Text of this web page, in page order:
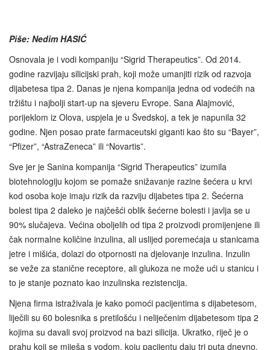
Piše: Nedim HASIĆ
Osnovala je i vodi kompaniju “Sigrid Therapeutics”. Od 2014.
godine razvijaju silicijski prah, koji može umanjiti rizik od razvoja
dijabetesa tipa 2. Danas je njena kompanija jedna od vodećih na
tržištu i najbolji start-up na sjeveru Evrope. Sana Alajmović,
porijeklom iz Olova, uspjela je u Švedskoj, a tek je napunila 32
godine. Njen posao prate farmaceutski giganti kao što su “Bayer”,
“Pfizer”, “AstraZeneca” ili “Novartis”.
Sve jer je Sanina kompanija “Sigrid Therapeutics” izumila
biotehnologiju kojom se pomaže snižavanje razine šećera u krvi
kod osoba koje imaju rizik da razviju dijabetes tipa 2. Šećerna
bolest tipa 2 daleko je najčešći oblik šećerne bolesti i javlja se u
90% slučajeva. Većina oboljelih od tipa 2 proizvodi promijenjene ili
čak normalne količine inzulina, ali uslijed poremećaja u stanicama
jetre i mišića, dolazi do otpornosti na djelovanje inzulina. Inzulin
se veže za stanične receptore, ali glukoza ne može ući u stanicu i
to je stanje poznato kao inzulinska rezistencija.
Njena firma istraživala je kako pomoći pacijentima s dijabetesom,
liječili su 60 bolesnika s pretilošću i neliječenim dijabetesom tipa 2
kojima su davali svoj proizvod na bazi silicija. Ukratko, riječ je o
prahu koji se miješa s vodom, koju pacijentu daju tri puta dnevno,